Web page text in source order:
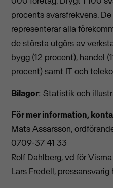
procents svarsfrekvens.
representerar alla
de största utgörs av
bygg (12 procent), handel
procent) samt IT och
Bilagor: Statistik och
För mer information,
Mats Assarsson,
0709-37 41 33
Rolf Dahlberg, vd för
Lars Fredell,